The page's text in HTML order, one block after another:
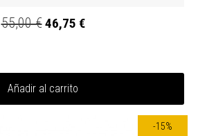
55,00 €46,75 €
Añadir al carrito
-15%